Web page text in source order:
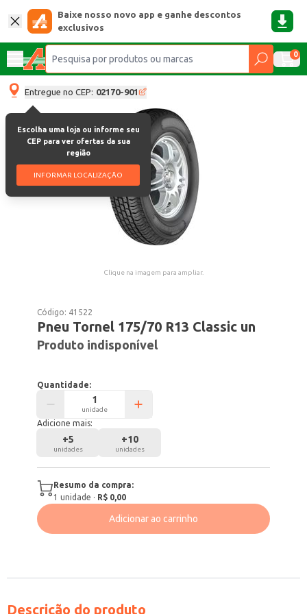
Baixe nosso novo app e ganhe descontos
exclusivos
0
Entregue no CEP: 02170-901
Escolha uma loja ou informe seu
CEP para ver ofertas da sua
região
INFORMAR LOCALIZAÇÃO
Clique na imagem para ampliar.
Código: 41522
Pneu Tornel 175/70 R13 Classic un
Produto indisponível
Quantidade:
unidade
Adicione mais:
+5
unidades
+10
unidades
Resumo da compra:
1 unidade · R$ 0,00
Adicionar ao carrinho
Descrição do produto